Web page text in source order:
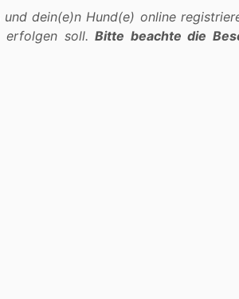
dein(e)n Hund(e) online
erfolgen soll.Bitte beachte die